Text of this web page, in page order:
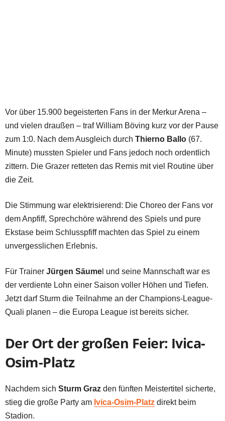
Vor über 15.900 begeisterten Fans in der Merkur Arena –
und vielen draußen – traf William Böving kurz vor der Pause
zum 1:0. Nach dem Ausgleich durch Thierno Ballo (67.
Minute) mussten Spieler und Fans jedoch noch ordentlich
zittern. Die Grazer retteten das Remis mit viel Routine über
die Zeit.
Die Stimmung war elektrisierend: Die Choreo der Fans vor
dem Anpfiff, Sprechchöre während des Spiels und pure
Ekstase beim Schlusspfiff machten das Spiel zu einem
unvergesslichen Erlebnis.
Für Trainer Jürgen Säume l und seine Mannschaft war es
der verdiente Lohn einer Saison voller Höhen und Tiefen.
Jetzt darf Sturm die Teilnahme an der Champions-League-
Quali planen – die Europa League ist bereits sicher.
Der Ort der großen Feier: Ivica-
Osim-Platz
Nachdem sich Sturm Graz den fünften Meistertitel sicherte,
stieg die große Party am Ivica-Osim-Platz direkt beim
Stadion.